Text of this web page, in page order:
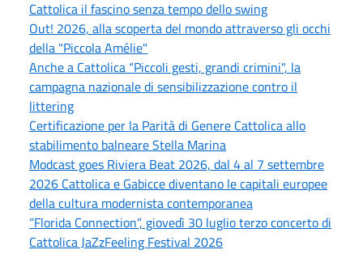
Cattolica il fascino senza tempo dello swing
Out! 2026, alla scoperta del mondo attraverso gli occhi
della "Piccola Amélie"
Anche a Cattolica “Piccoli gesti, grandi crimini", la
campagna nazionale di sensibilizzazione contro il
littering
Certificazione per la Parità di Genere Cattolica allo
stabilimento balneare Stella Marina
Modcast goes Riviera Beat 2026, dal 4 al 7 settembre
2026 Cattolica e Gabicce diventano le capitali europee
della cultura modernista contemporanea
“Florida Connection”, giovedì 30 luglio terzo concerto di
Cattolica JaZzFeeling Festival 2026